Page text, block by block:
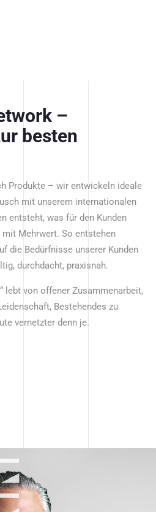
–
besten
Produkte – wir entwickeln ideale
mit unserem internationalen
entsteht, was für den Kunden
Mehrwert. So entstehen
die Bedürfnisse unserer Kunden
durchdacht, praxisnah.
lebt von offener Zusammenarbeit,
Bestehendes zu
vernetzter denn je.